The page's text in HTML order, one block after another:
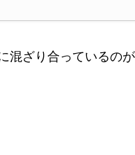
ざり合っているのが